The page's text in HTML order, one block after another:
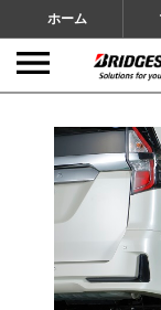
ホーム